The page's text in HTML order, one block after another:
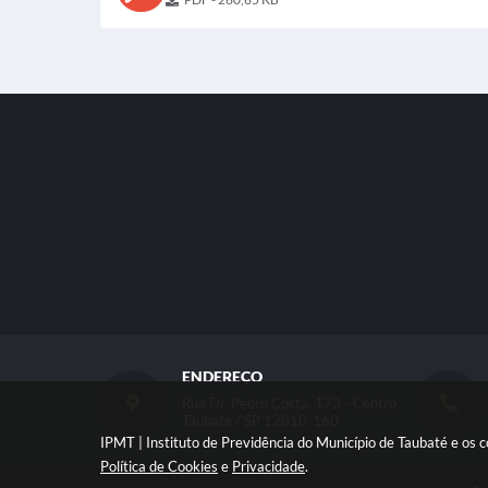
IPMT | Instituto de Previdência do Município de Taubaté e os
Política de Cookies e Privacidade.
ENDEREÇO